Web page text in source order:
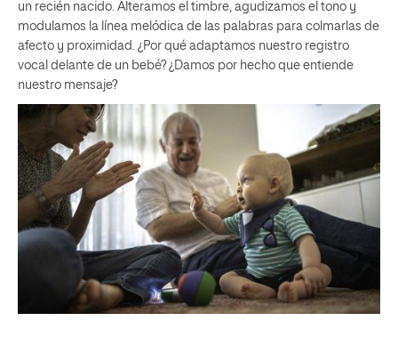
un recién nacido. Alteramos el timbre, agudizamos el tono y
modulamos la línea melódica de las palabras para colmarlas de
afecto y proximidad. ¿Por qué adaptamos nuestro registro
vocal delante de un bebé? ¿Damos por hecho que entiende
nuestro mensaje?